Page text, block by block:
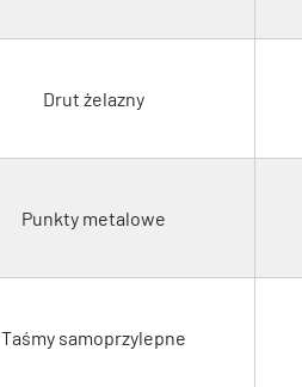
Drut żelazny
Punkty metalowe
Taśmy samoprzylepne